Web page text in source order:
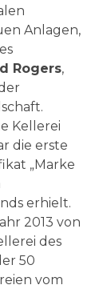
Anlagen,
Rogers,
Kellerei
die erste
„Marke
erhielt.
2013 von
des
50
vom